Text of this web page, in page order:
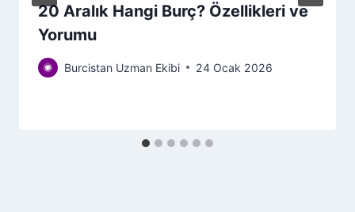
20 Aralık Hangi Burç? Özellikleri ve
Yorumu
Burcistan Uzman Ekibi 24 Ocak 2026